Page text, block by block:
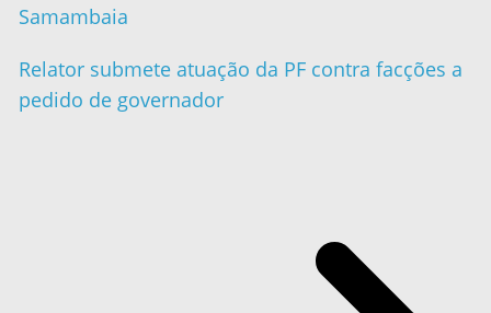
Samambaia
Relator submete atuação da PF contra facções a
pedido de governador